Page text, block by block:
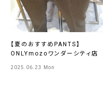
【夏のおすすめPANTS】
ONLYmozoワンダーシティ店
2025.06.23 Mon